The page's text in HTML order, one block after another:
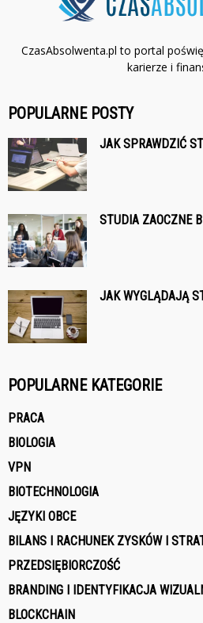
CzasAbsolwenta.pl to portal
karierze i
POPULARNE POSTY
JAK SPRAWDZIĆ
STUDIA ZAOCZNE
JAK WYGLĄDAJĄ
POPULARNE KATEGORIE
PRACA
BIOLOGIA
VPN
BIOTECHNOLOGIA
JĘZYKI OBCE
BILANS I RACHUNEK ZYSKÓW I
PRZEDSIĘBIORCZOŚĆ
BRANDING I IDENTYFIKACJA
BLOCKCHAIN